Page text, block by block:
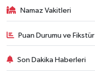
Namaz Vakitleri
Puan Durumu ve Fikstür
Son Dakika Haberleri